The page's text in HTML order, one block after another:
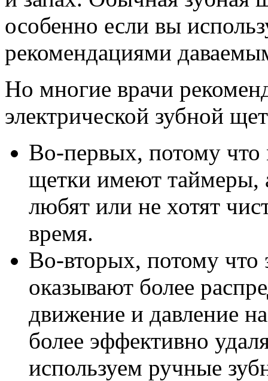
особенно если вы
рекомендациями
Но многие врачи
электрической зубной
Во-первых, потому что
щетки имеют таймеры,
любят или не хотят
время.
Во-вторых, потому что
оказывают более
движение и давление
более эффективно
используем ручные